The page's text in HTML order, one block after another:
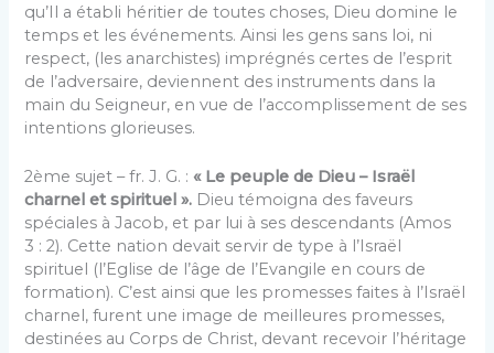
qu’Il a établi héritier de toutes choses, Dieu domine le
temps et les événements. Ainsi les gens sans loi, ni
respect, (les anarchistes) imprégnés certes de l’esprit
de l’adversaire, deviennent des instruments dans la
main du Seigneur, en vue de l’accomplissement de ses
intentions glorieuses.
2ème sujet – fr. J. G. :« Le peuple de Dieu – Israël
charnel et spirituel ». Dieu témoigna des faveurs
spéciales à Jacob, et par lui à ses descendants (Amos
3 : 2). Cette nation devait servir de type à l’Israël
spirituel (l’Eglise de l’âge de l’Evangile en cours de
formation). C’est ainsi que les promesses faites à l’Israël
charnel, furent une image de meilleures promesses,
destinées au Corps de Christ, devant recevoir l’héritage